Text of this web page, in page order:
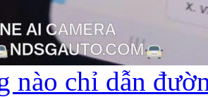
nào chỉ dẫn